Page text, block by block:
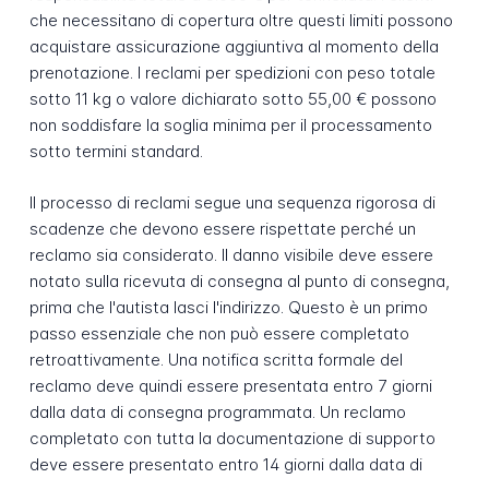
che necessitano di copertura oltre questi limiti possono
acquistare assicurazione aggiuntiva al momento della
prenotazione. I reclami per spedizioni con peso totale
sotto 11 kg o valore dichiarato sotto 55,00 € possono
non soddisfare la soglia minima per il processamento
sotto termini standard.
Il processo di reclami segue una sequenza rigorosa di
scadenze che devono essere rispettate perché un
reclamo sia considerato. Il danno visibile deve essere
notato sulla ricevuta di consegna al punto di consegna,
prima che l'autista lasci l'indirizzo. Questo è un primo
passo essenziale che non può essere completato
retroattivamente. Una notifica scritta formale del
reclamo deve quindi essere presentata entro 7 giorni
dalla data di consegna programmata. Un reclamo
completato con tutta la documentazione di supporto
deve essere presentato entro 14 giorni dalla data di